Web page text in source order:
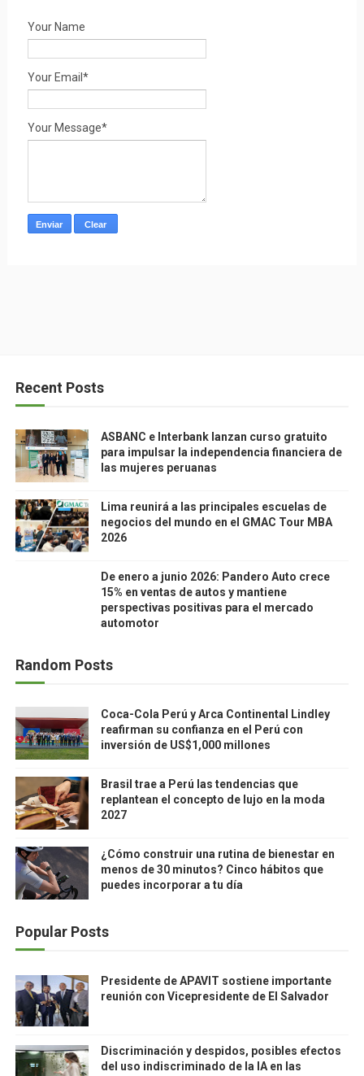
Your Name
Your Email*
Your Message*
Recent Posts
ASBANC e Interbank lanzan curso gratuito
para impulsar la independencia financiera de
las mujeres peruanas
Lima reunirá a las principales escuelas de
negocios del mundo en el GMAC Tour MBA
2026
De enero a junio 2026: Pandero Auto crece
15% en ventas de autos y mantiene
perspectivas positivas para el mercado
automotor
Random Posts
Coca-Cola Perú y Arca Continental Lindley
reafirman su confianza en el Perú con
inversión de US$1,000 millones
Brasil trae a Perú las tendencias que
replantean el concepto de lujo en la moda
2027
¿Cómo construir una rutina de bienestar en
menos de 30 minutos? Cinco hábitos que
puedes incorporar a tu día
Popular Posts
Presidente de APAVIT sostiene importante
reunión con Vicepresidente de El Salvador
Discriminación y despidos, posibles efectos
del uso indiscriminado de la IA en las